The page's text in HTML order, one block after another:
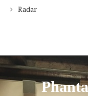
Radar